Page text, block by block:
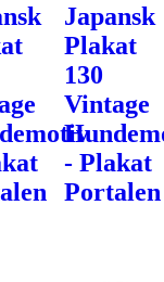
Japansk
Plakat
130
Vintage
- Plakat
Portalen